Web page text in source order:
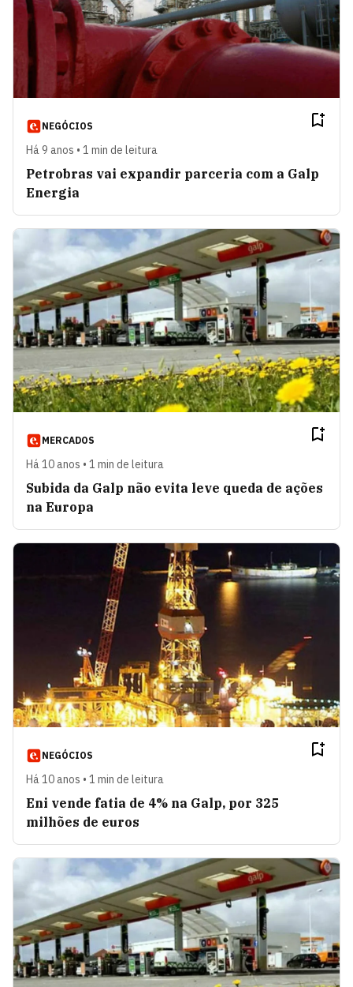
NEGÓCIOS
Há 9 anos • 1 min de leitura
Petrobras vai expandir parceria com a Galp
Energia
MERCADOS
Há 10 anos • 1 min de leitura
Subida da Galp não evita leve queda de ações
na Europa
NEGÓCIOS
Há 10 anos • 1 min de leitura
Eni vende fatia de 4% na Galp, por 325
milhões de euros